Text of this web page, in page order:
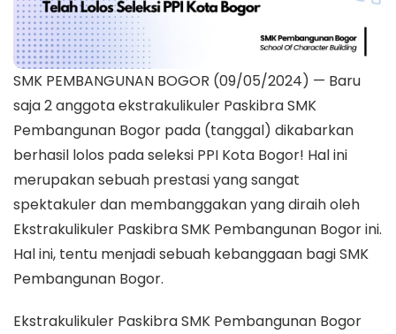
SMK PEMBANGUNAN BOGOR (09/05/2024) — Baru
saja 2 anggota ekstrakulikuler Paskibra SMK
Pembangunan Bogor pada (tanggal) dikabarkan
berhasil lolos pada seleksi PPI Kota Bogor! Hal ini
merupakan sebuah prestasi yang sangat
spektakuler dan membanggakan yang diraih oleh
Ekstrakulikuler Paskibra SMK Pembangunan Bogor ini.
Hal ini, tentu menjadi sebuah kebanggaan bagi SMK
Pembangunan Bogor.
Ekstrakulikuler Paskibra SMK Pembangunan Bogor